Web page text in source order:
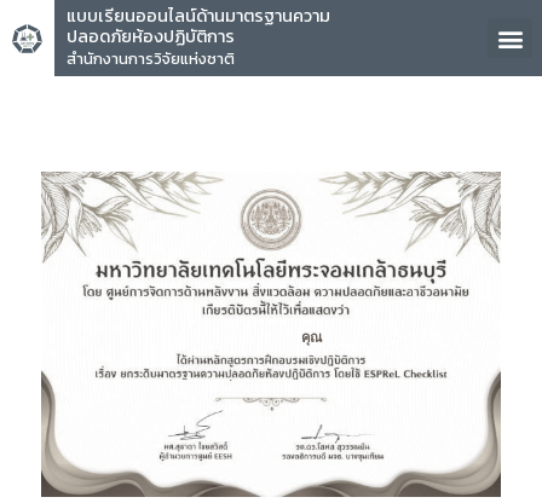
แบบเรียนออนไลน์ด้านมาตรฐานความ
ปลอดภัยห้องปฏิบัติการ
สำนักงานการวิจัยแห่งชาติ
คุณ